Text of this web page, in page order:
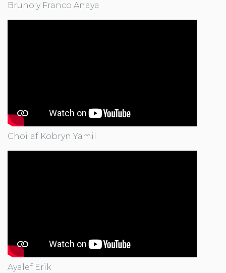
Bruno y Franco Anaya
Choilaf Kobryn Yamil
Ayalef Erik